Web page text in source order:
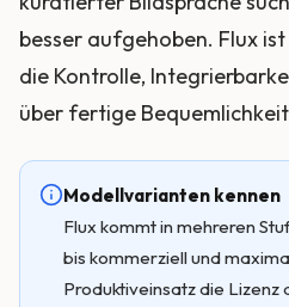
besser aufgehoben. Flux
die Kontrolle,
über fertige
Modellvarianten kennen
Flux kommt in mehreren
bis kommerziell und
Produktiveinsatz die Lizenz